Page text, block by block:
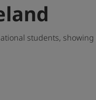
students,